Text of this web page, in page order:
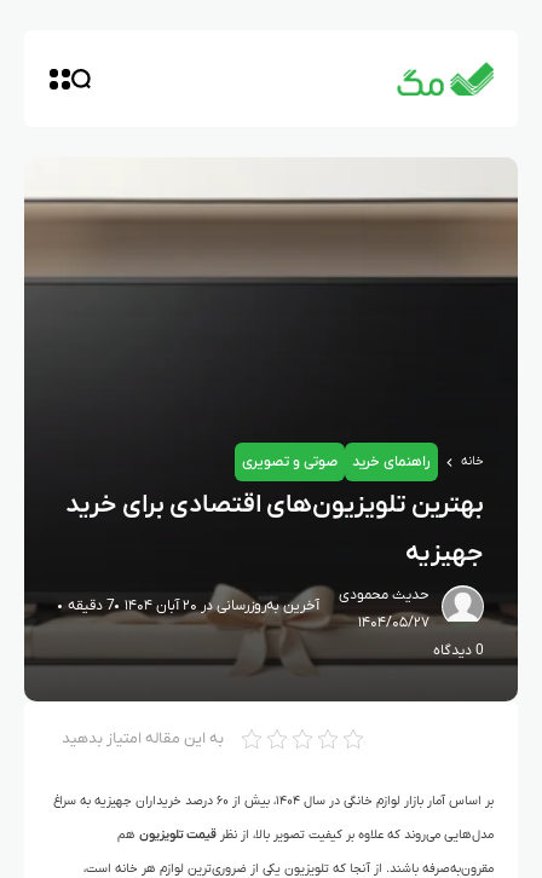
خانه راهنمای خرید صوتی و تصویری
بهترین تلویزیون‌های اقتصادی برای خرید
جهیزیه
حدیث محمودی
۱۴۰۴/۰۵/۲۷
آخرین به‌روزرسانی در ۲۰ آبان ۱۴۰۴ 7 دقیقه
0 دیدگاه
به این مقاله امتیاز بدهید
بر اساس آمار بازار لوازم خانگی در سال ۱۴۰۴، بیش از ۶۰ درصد خریداران جهیزیه به سراغ
مدل‌هایی می‌روند که علاوه بر کیفیت تصویر بالا، از نظر قیمت تلویزیون هم
مقرون‌به‌صرفه باشند. از آنجا که تلویزیون یکی از ضروری‌ترین لوازم هر خانه است،